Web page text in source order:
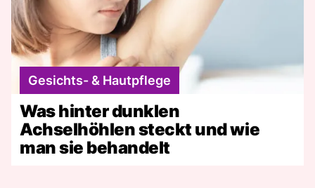
Gesichts- & Hautpflege
Was hinter dunklen
Achselhöhlen steckt und wie
man sie behandelt